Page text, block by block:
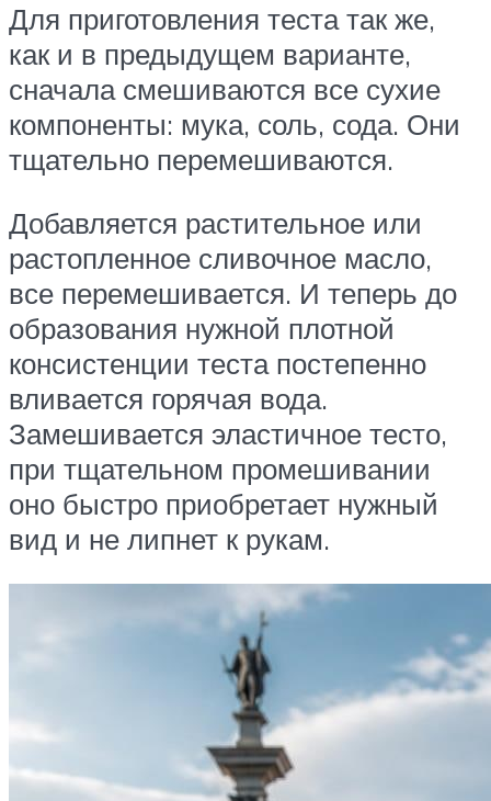
Для приготовления теста так же,
как и в предыдущем варианте,
сначала смешиваются все сухие
компоненты: мука, соль, сода. Они
тщательно перемешиваются.
Добавляется растительное или
растопленное сливочное масло,
все перемешивается. И теперь до
образования нужной плотной
консистенции теста постепенно
вливается горячая вода.
Замешивается эластичное тесто,
при тщательном промешивании
оно быстро приобретает нужный
вид и не липнет к рукам.